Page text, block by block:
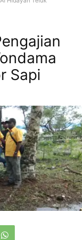
Sapi